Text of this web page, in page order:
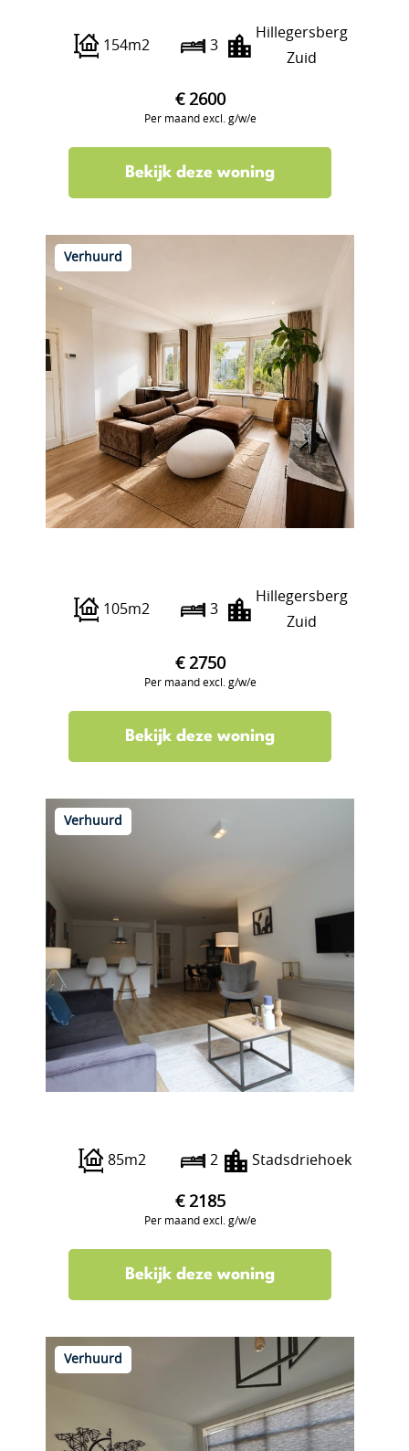
154m2 3
Hillegersberg
Zuid
€ 2600
Per maand excl. g/w/e
Bekijk deze woning
Verhuurd
105m2 3
Hillegersberg
Zuid
€ 2750
Per maand excl. g/w/e
Bekijk deze woning
Verhuurd
85m2 2 Stadsdriehoek
€ 2185
Per maand excl. g/w/e
Bekijk deze woning
Verhuurd